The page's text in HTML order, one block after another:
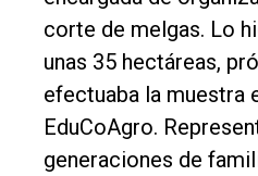
corte de melgas. Lo
unas 35 hectáreas,
efectuaba la muestra
EduCoAgro.
generaciones de